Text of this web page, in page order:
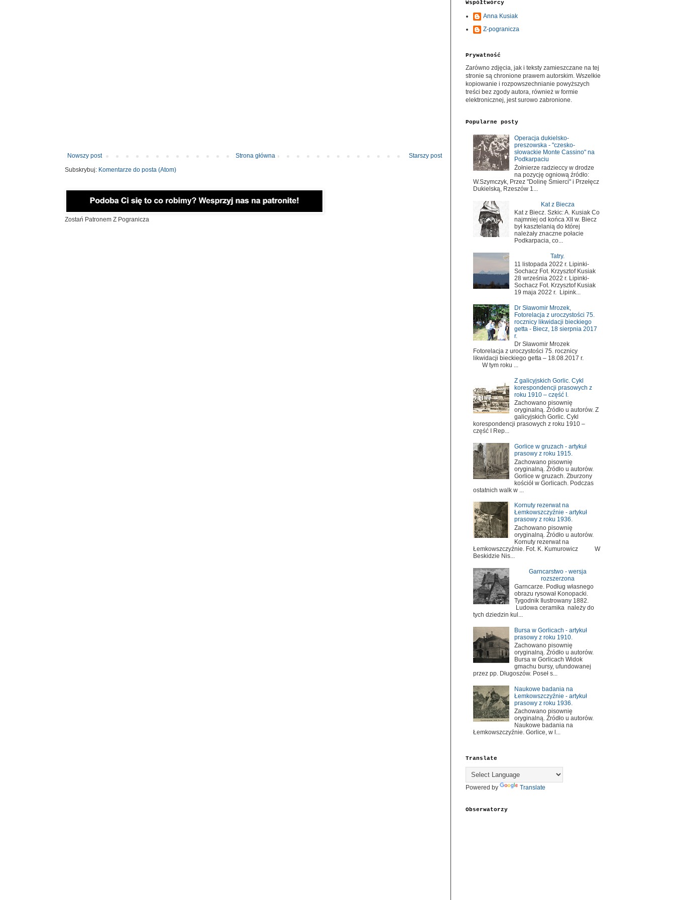
Nowszy post Starszy post
Strona główna
Subskrybuj: Komentarze do posta (Atom)
Zostań Patronem Z Pogranicza
Współtwórcy
Anna Kusiak
Z-pogranicza
Prywatność
Zarówno zdjęcia, jak i teksty zamieszczane na tej
stronie są chronione prawem autorskim. Wszelkie
kopiowanie i rozpowszechnianie powyższych
treści bez zgody autora, również w formie
elektronicznej, jest surowo zabronione.
Popularne posty
Operacja dukielsko-
preszowska - "czesko-
słowackie Monte Cassino" na
Podkarpaciu
Żołnierze radzieccy w drodze
na pozycję ogniową źródło:
W.Szymczyk, Przez "Dolinę Śmierci" i Przełęcz
Dukielską, Rzeszów 1...
Kat z Biecza
Kat z Biecz. Szkic: A. Kusiak Co
najmniej od końca XII w. Biecz
był kasztelanią do której
należały znaczne połacie
Podkarpacia, co...
Tatry.
11 listopada 2022 r. Lipinki-
Sochacz Fot. Krzysztof Kusiak
28 września 2022 r. Lipinki-
Sochacz Fot. Krzysztof Kusiak
19 maja 2022 r. Lipink...
Dr Sławomir Mrozek,
Fotorelacja z uroczystości 75.
rocznicy likwidacji bieckiego
getta - Biecz, 18 sierpnia 2017
r.
Dr Sławomir Mrozek
Fotorelacja z uroczystości 75. rocznicy
likwidacji bieckiego getta – 18.08.2017 r.
W tym roku ...
Z galicyjskich Gorlic. Cykl
korespondencji prasowych z
roku 1910 – część I.
Zachowano pisownię
oryginalną. Źródło u autorów. Z
galicyjskich Gorlic. Cykl
korespondencji prasowych z roku 1910 –
część I Rep...
Gorlice w gruzach - artykuł
prasowy z roku 1915.
Zachowano pisownię
oryginalną. Źródło u autorów.
Gorlice w gruzach. Zburzony
kościół w Gorlicach. Podczas
ostatnich walk w ...
Kornuty rezerwat na
Łemkowszczyźnie - artykuł
prasowy z roku 1936.
Zachowano pisownię
oryginalną. Źródło u autorów.
Kornuty rezerwat na
Łemkowszczyźnie. Fot. K. Kumurowicz W
Beskidzie Nis...
Garncarstwo - wersja
rozszerzona
Garncarze. Podług własnego
obrazu rysował Konopacki.
Tygodnik Ilustrowany 1882.
Ludowa ceramika należy do
tych dziedzin kul...
Bursa w Gorlicach - artykuł
prasowy z roku 1910.
Zachowano pisownię
oryginalną. Źródło u autorów.
Bursa w Gorlicach Widok
gmachu bursy, ufundowanej
przez pp. Długoszów. Poseł s...
Naukowe badania na
Łemkowszczyźnie - artykuł
prasowy z roku 1936.
Zachowano pisownię
oryginalną. Źródło u autorów.
Naukowe badania na
Łemkowszczyźnie. Gorlice, w l...
Translate
Powered by Translate
Obserwatorzy